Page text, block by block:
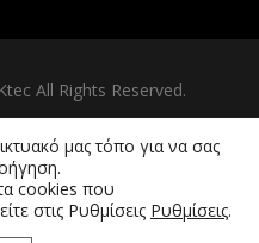
All Rights Reserved.
iWorx
μας τόπο για να σας
cookies που
στις Ρυθμίσεις Ρυθμίσεις.